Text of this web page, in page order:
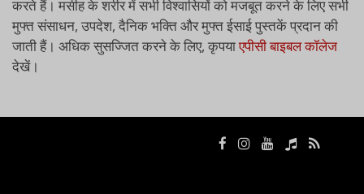
करते हैं। मसीह के शरीर में सभी विश्वासियों को मजबूत करने के लिए सभी
मुफ्त संसाधन, उपदेश, दैनिक भक्ति और मुफ्त ईसाई पुस्तकें प्रदान की
जाती हैं। अधिक सुसज्जित करने के लिए, कृपयाएपीसी बाइबल कॉलेज
देखें।